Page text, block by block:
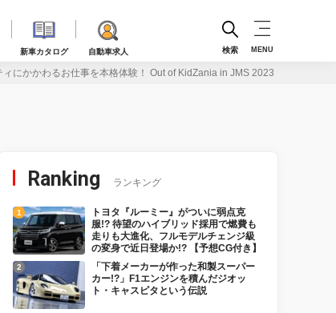
新車カタログ 自動車求人 検索 MENU
ィにかかわるお仕事を本格体験！ Out of KidZania in JMS 2023
Ranking ランキング
トヨタ『ルーミー』がついに弱点克
服!? 待望のハイブリッド採用で燃費も
走りも大進化、フルモデルチェンジ級
の変身で近日登場か!? 【予想CG付き】
「下着メーカーが作った和製スーパー
カー!?」F1エンジンを積んだジオッ
ト・キャスピタという伝説